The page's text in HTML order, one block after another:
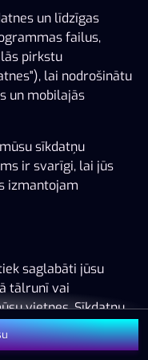
versija. Lūdzu,
īstu naudu.
un līdzīgas
failus,
pirkstu
lai nodrošinātu
un mobilajās
sīkdatņu
ir svarīgi, lai jūs
izmantojam
saglabāti jūsu
tālrunī vai
vietnes. Sīkdatņu
saprast, kā jūs
mums uzlabot jūsu